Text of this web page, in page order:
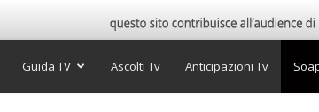
Guida TV Ascolti Tv Anticipazioni Tv